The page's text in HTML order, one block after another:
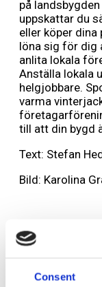
Consent
på
uppskattar du
eller köper
löna sig för dig
anlita lokala
Anställa lokala
helgjobbare.
varma
till att din bygd
Text: Stefan
Bild: Karolina
Lämna ett
Din e-postadress